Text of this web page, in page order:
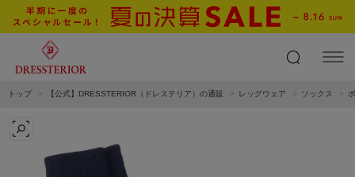
トップ 【公式】DRESSTERIOR（ドレステリア）の通販 レッグウェア ソックス